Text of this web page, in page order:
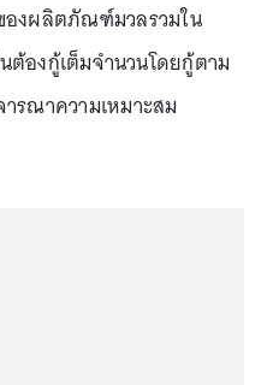
องผลิตภัณฑ์มวลรวมใน
ต้องกู้เต็มจำนวนโดยกู้ตาม
รณาความเหมาะสม